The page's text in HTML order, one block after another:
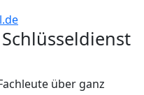
über ganz